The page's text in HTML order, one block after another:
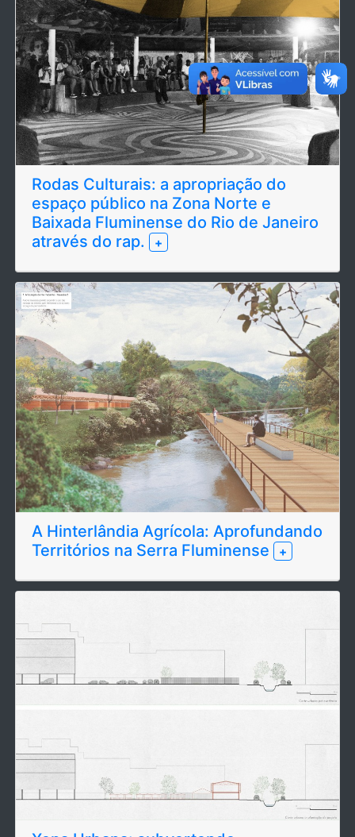
Rodas Culturais: a apropriação do
espaço público na Zona Norte e
Baixada Fluminense do Rio de Janeiro
através do rap.
+
A Hinterlândia Agrícola: Aprofundando
Territórios na Serra Fluminense
+